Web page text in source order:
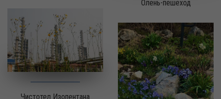
Чистотел Изопентана
Олень-пешеход